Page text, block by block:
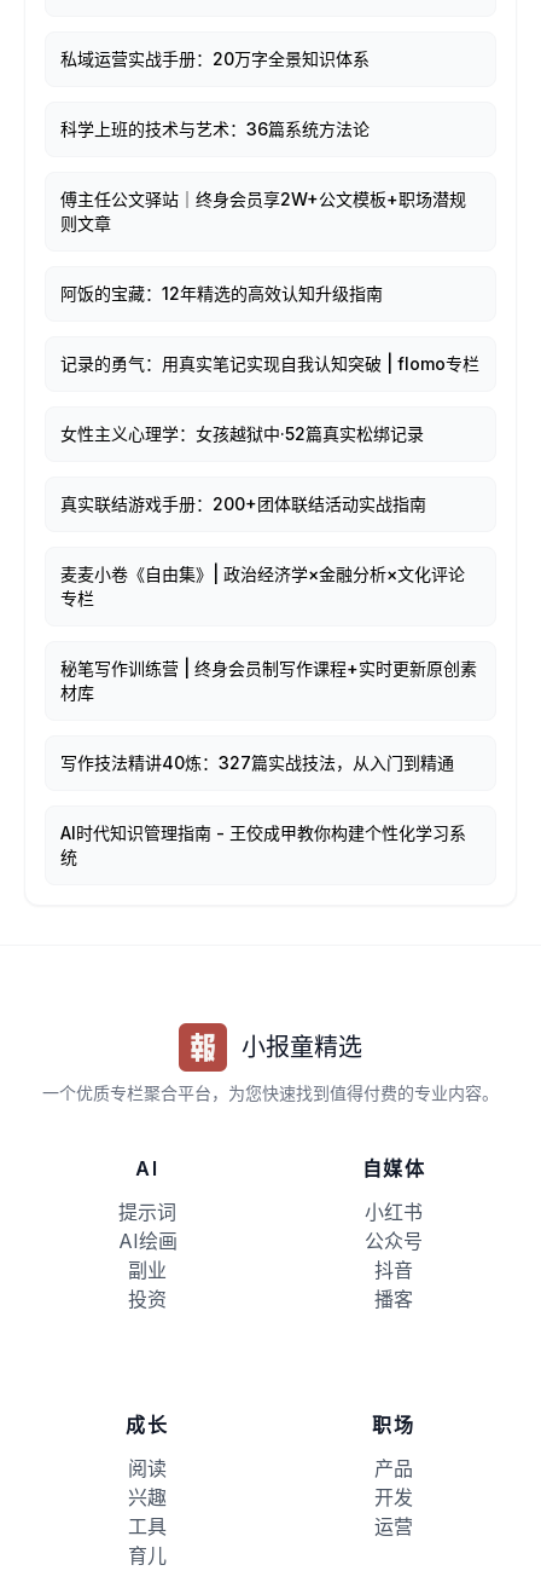
私域运营实战手册：20万字全景知识体系
科学上班的技术与艺术：36篇系统方法论
傅主任公文驿站｜终身会员享2W+公文模板+职场潜规
则文章
阿饭的宝藏：12年精选的高效认知升级指南
记录的勇气：用真实笔记实现自我认知突破 | flomo专栏
女性主义心理学：女孩越狱中·52篇真实松绑记录
真实联结游戏手册：200+团体联结活动实战指南
麦麦小卷《自由集》| 政治经济学×金融分析×文化评论
专栏
秘笔写作训练营 | 终身会员制写作课程+实时更新原创素
材库
写作技法精讲40炼：327篇实战技法，从入门到精通
AI时代知识管理指南 - 王佼成甲教你构建个性化学习系
统
小报童精选
一个优质专栏聚合平台，为您快速找到值得付费的专业内容。
AI
提示词
AI绘画
副业
投资
自媒体
小红书
公众号
抖音
播客
成长
阅读
兴趣
工具
育儿
职场
产品
开发
运营